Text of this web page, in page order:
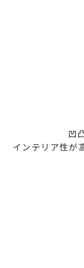
凹
インテリア性が